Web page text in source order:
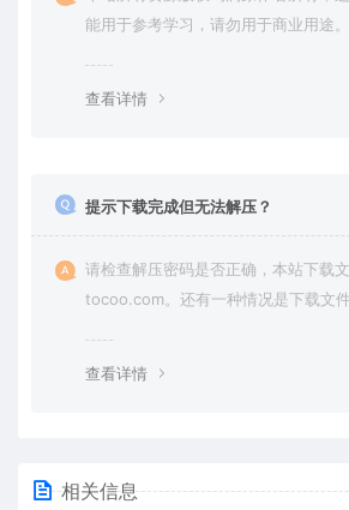
能用于参考学习，请勿用于商业用途
查看详情
提示下载完成但无法解压？
请检查解压密码是否正确，本站下载
tocoo.com。还有一种情况是下载文
查看详情
相关信息